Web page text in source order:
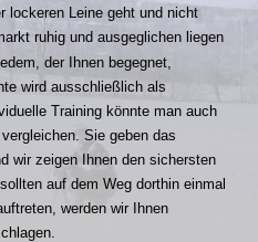
lockeren Leine geht und nicht
ruhig und ausgeglichen liegen
der Ihnen begegnet,
wird ausschließlich als
Training könnte man auch
Sie geben das
wir zeigen Ihnen den sichersten
auf dem Weg dorthin einmal
werden wir Ihnen